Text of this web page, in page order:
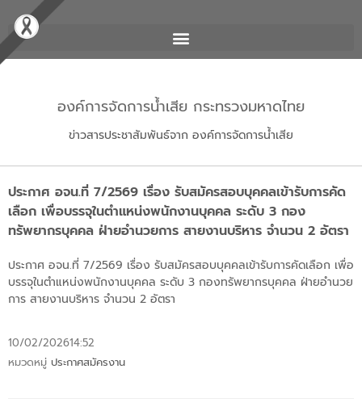
องค์การจัดการน้ำเสีย กระทรวงมหาดไทย
ข่าวสารประชาสัมพันธ์จาก องค์การจัดการน้ำเสีย
ประกาศ อจน.ที่ 7/2569 เรื่อง รับสมัครสอบบุคคลเข้ารับการคัด
เลือก เพื่อบรรจุในตำแหน่งพนักงานบุคคล ระดับ 3 กอง
ทรัพยากรบุคคล ฝ่ายอำนวยการ สายงานบริหาร จำนวน 2 อัตรา
ประกาศ อจน.ที่ 7/2569 เรื่อง รับสมัครสอบบุคคลเข้ารับการคัดเลือก เพื่อ
บรรจุในตำแหน่งพนักงานบุคคล ระดับ 3 กองทรัพยากรบุคคล ฝ่ายอำนวย
การ สายงานบริหาร จำนวน 2 อัตรา
10/02/202614:52
หมวดหมู่ ประกาศสมัครงาน